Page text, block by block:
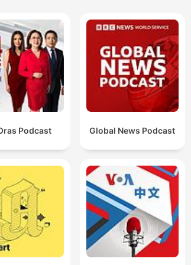
Podcast Global News Podcast